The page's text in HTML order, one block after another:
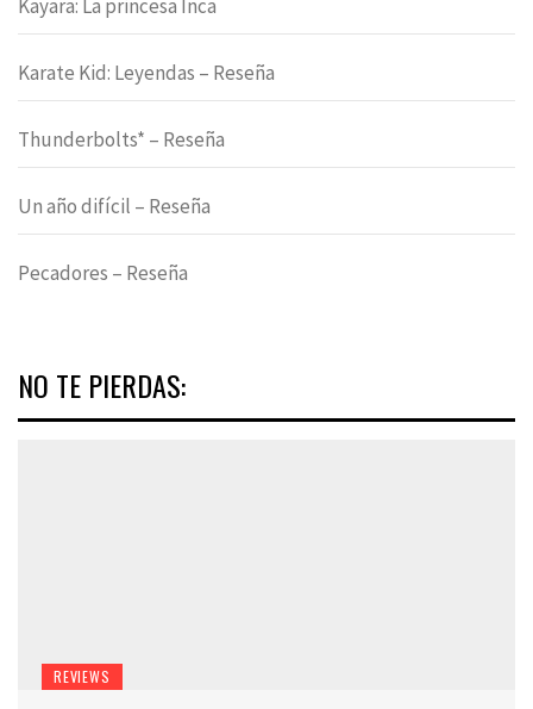
Kayara: La princesa Inca
Karate Kid: Leyendas – Reseña
Thunderbolts* – Reseña
Un año difícil – Reseña
Pecadores – Reseña
NO TE PIERDAS:
REVIEWS